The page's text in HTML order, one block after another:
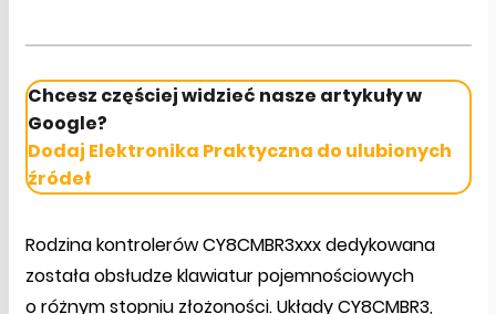
Chcesz częściej widzieć nasze artykuły w
Google?
Dodaj Elektronika Praktyczna do ulubionych
źródeł
Rodzina kontrolerów CY8CMBR3xxx dedykowana
została obsłudze klawiatur pojemnościowych
o różnym stopniu złożoności. Układy CY8CMBR3,